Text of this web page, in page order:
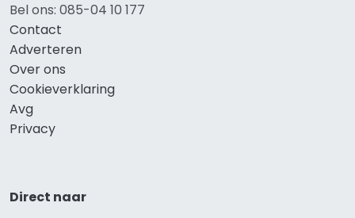
Bel ons: 085-04 10 177
Contact
Adverteren
Over ons
Cookieverklaring
Avg
Privacy
Direct naar